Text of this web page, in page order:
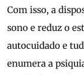
Com isso, a
sono e reduz o
autocuidado e
enumera a